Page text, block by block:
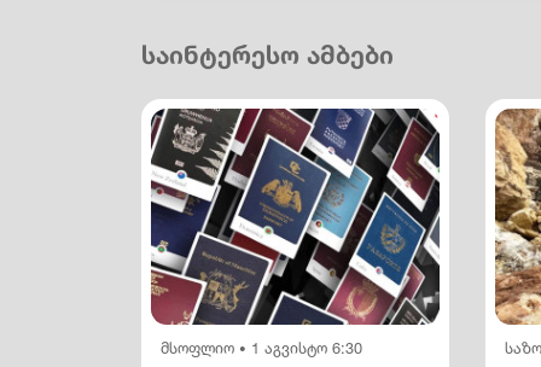
საინტერესო ამბები
მსოფლიო • 1 აგვისტო 6:30